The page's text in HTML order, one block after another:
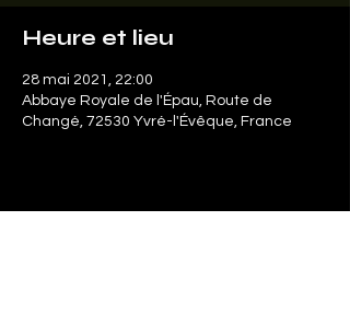
Heure et lieu
28 mai 2021, 22:00
Abbaye Royale de l'Épau, Route de
Changé, 72530 Yvré-l'Évêque, France